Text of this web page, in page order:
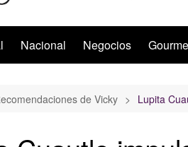
Nacional Negocios
de Vicky Lupita